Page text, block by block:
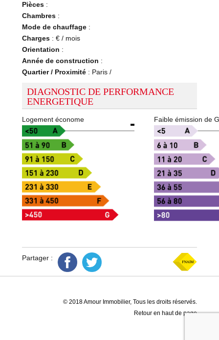
Pièces:
Chambres:
Mode de chauffage:
Charges: € / mois
Orientation :
Année de construction :
Quartier / Proximité: Paris /
DIAGNOSTIC DE PERFORMANCE
ENERGETIQUE
Logement économe Faible émission de
Partager :
© 2018 Amour Immobilier, Tous les droits réservés.
Retour en haut de page